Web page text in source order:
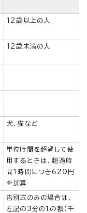
12歳以上の人
12歳未満の人
犬、猫など
単位時間を超過して使
用するときは、超過時
間1時間につき620円
を加算
告別式のみの場合は、
左記の3分の1の額（千